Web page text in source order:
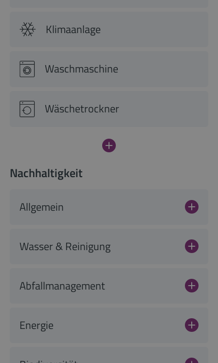
Klimaanlage
Waschmaschine
Wäschetrockner
Nachhaltigkeit
Allgemein
Wasser & Reinigung
Abfallmanagement
Energie